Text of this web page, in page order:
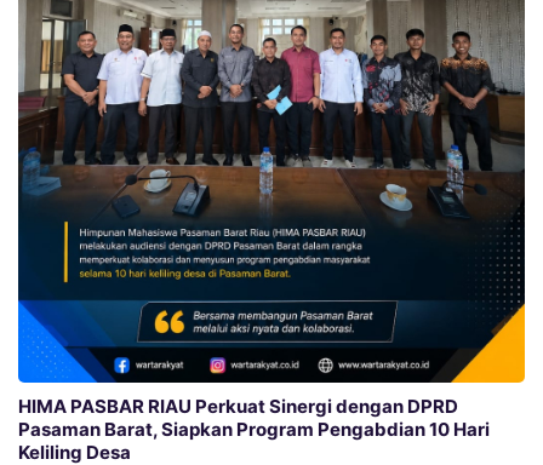
HIMA PASBAR RIAU Perkuat Sinergi dengan DPRD
Pasaman Barat, Siapkan Program Pengabdian 10 Hari
Keliling Desa